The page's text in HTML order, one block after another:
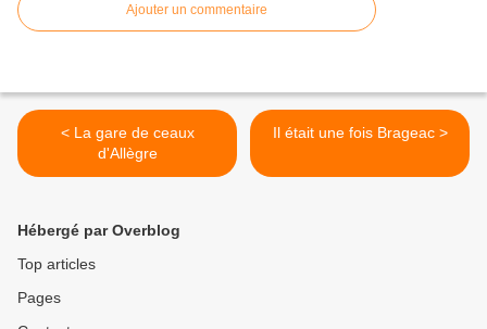
Ajouter un commentaire
< La gare de ceaux
d'Allègre
Il était une fois Brageac >
Hébergé par Overblog
Top articles
Pages